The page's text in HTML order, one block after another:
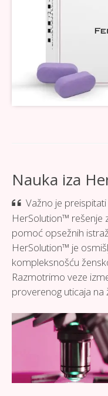
Nauka iza
Važno je
HerSolution™ rešenje
pomoć opsežnih
HerSolution™ je
kompleksnošću
Razmotrimo veze
proverenog uticaja na